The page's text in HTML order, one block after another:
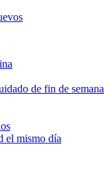
de fin de semana
el mismo día